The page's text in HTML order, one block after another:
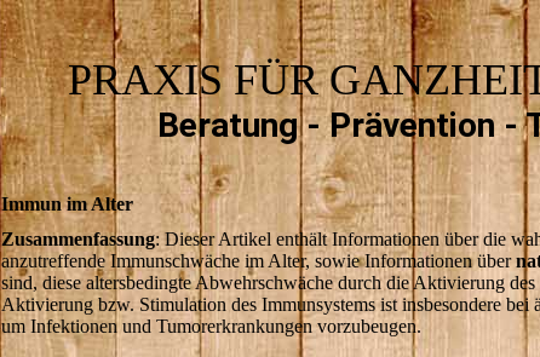
PRAXIS FÜR
Beratung - Prävention -
Immun im Alter
Zusammenfassung: Dieser Artikel enthält Informationen über die
anzutreffende Immunschwäche im Alter, sowie Informationen über
sind, diese altersbedingte Abwehrschwäche durch die Aktivierung
Aktivierung bzw. Stimulation des Immunsystems ist insbesondere bei
um Infektionen und Tumorerkrankungen vorzubeugen.